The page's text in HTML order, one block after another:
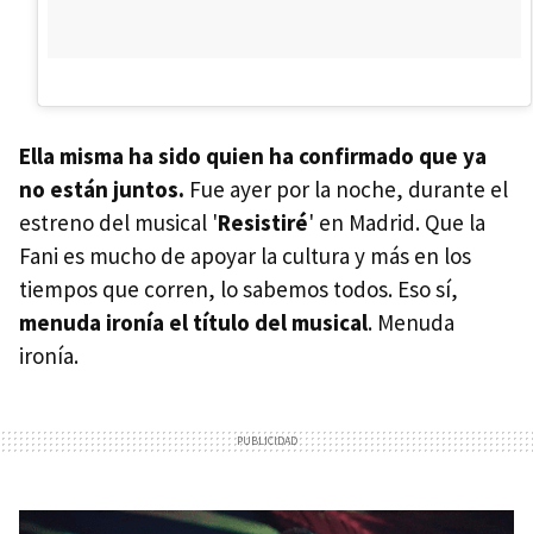
Ella misma ha sido quien ha confirmado que ya
no están juntos. Fue ayer por la noche, durante el
estreno del musical 'Resistiré' en Madrid. Que la
Fani es mucho de apoyar la cultura y más en los
tiempos que corren, lo sabemos todos. Eso sí,
menuda ironía el título del musical. Menuda
ironía.